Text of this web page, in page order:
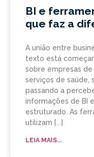
BI e
que faz a
A união entre
texto está
sobre empresas
serviços de saúde,
passando a
informações de BI
estruturado. As
utilizam
LEIA MAIS...